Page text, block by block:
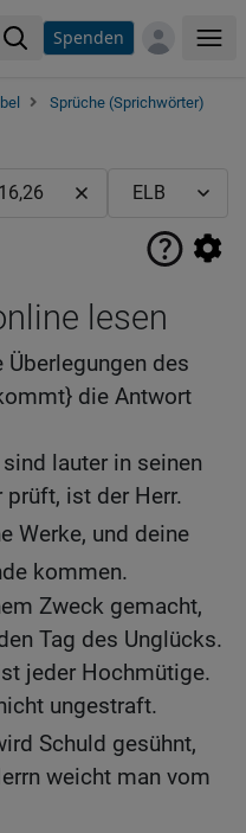
Spenden
Sprüche (Sprichwörter)
lesen
des
die Antwort
lauter in seinen
prüft, ist der Herr.
Werke, und deine
kommen.
Zweck gemacht,
Tag des Unglücks.
jeder Hochmütige.
ungestraft.
Schuld gesühnt,
weicht man vom